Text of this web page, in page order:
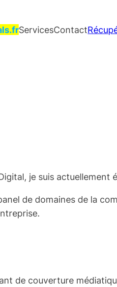
ServicesContact
je suis
de domaines de la
de couverture